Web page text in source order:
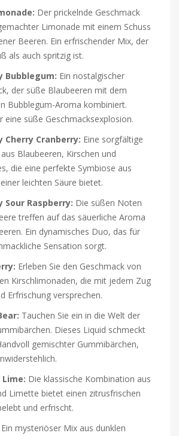
Der prickelnde Geschmack
Limonade mit einem Schuss
Beeren. Ein erfrischender Mix, der
als auch spritzig ist.
Bubblegum: Ein nostalgischer
der süße Blaubeeren mit dem
Bubblegum-Aroma kombiniert.
eine süße Geschmacksexplosion.
Cherry Cranberry: Eine sorgfältige
Blaubeeren, Kirschen und
die eine perfekte Symbiose aus
leichten Säure bietet.
Sour Raspberry: Die süßen Noten
treffen auf das säuerliche Aroma
Ein dynamisches Duo, das für
Sensation sorgt.
Erleben Sie den Geschmack von
Kirschlimonaden, die mit jedem Zug
Erfrischung versprechen.
Tauchen Sie ein in die Welt der
Dieses Liquid schmeckt
gemischter Gummibärchen,
Lime: Die klassische Kombination aus
Limette bietet einen zitrusfrischen
und erfrischt.
Ein mysteriöser Mix aus dunklen